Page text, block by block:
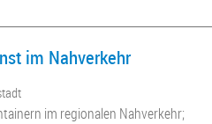
im Nahverkehr
im regionalen Nahverkehr;